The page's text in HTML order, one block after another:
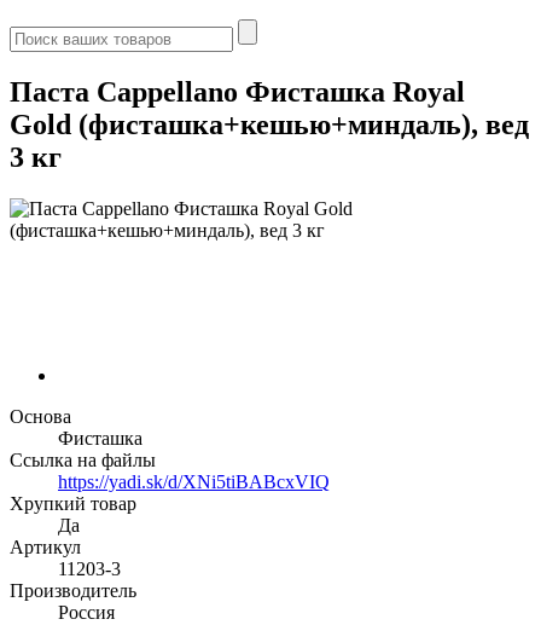
Паста Cappellano Фисташка Royal
Gold (фисташка+кешью+миндаль), вед
3 кг
Основа
Фисташка
Ссылка на файлы
https://yadi.sk/d/XNi5tiBABcxVIQ
Хрупкий товар
Да
Артикул
11203-3
Производитель
Россия